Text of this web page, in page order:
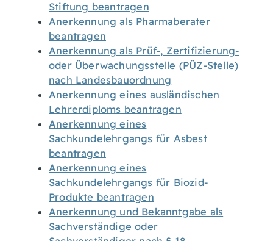
Stiftung beantragen
Anerkennung als Pharmaberater
beantragen
Anerkennung als Prüf-, Zertifizierung-
oder Überwachungsstelle (PÜZ-Stelle)
nach Landesbauordnung
Anerkennung eines ausländischen
Lehrerdiploms beantragen
Anerkennung eines
Sachkundelehrgangs für Asbest
beantragen
Anerkennung eines
Sachkundelehrgangs für Biozid-
Produkte beantragen
Anerkennung und Bekanntgabe als
Sachverständige oder